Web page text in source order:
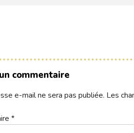
commentaire
e-mail ne sera pas publiée. Les
*
& actualités